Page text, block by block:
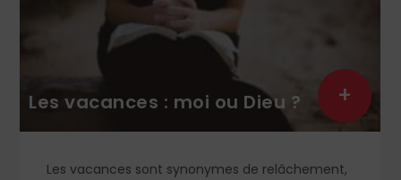
Les vacances : moi ou Dieu ?
Les vacances sont synonymes de relâchement,
+